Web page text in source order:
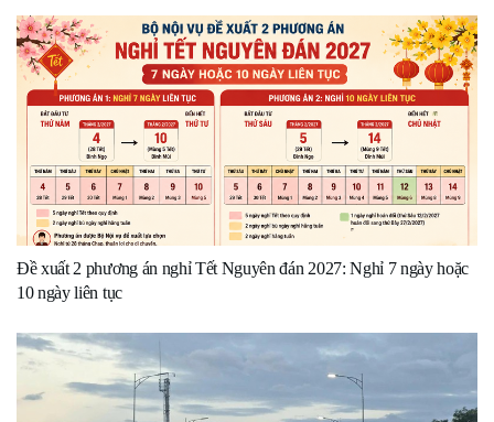
Đề xuất 2 phương án nghỉ Tết Nguyên đán 2027: Nghỉ 7 ngày hoặc
10 ngày liên tục